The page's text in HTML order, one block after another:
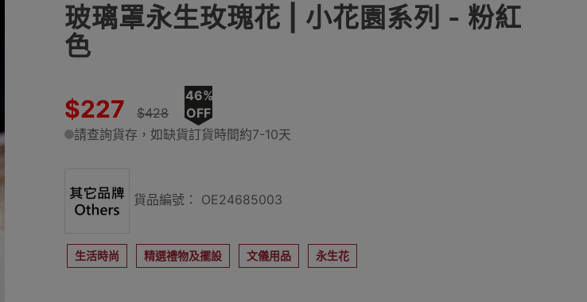
玻璃罩永生玫瑰花 | 小花園系列 - 粉紅
色
$227 $428
46%
OFF
請查詢貨存，如缺貨訂貨時間約7-10天
貨品編號： OE24685003
生活時尚 精選禮物及擺設 文儀用品 永生花